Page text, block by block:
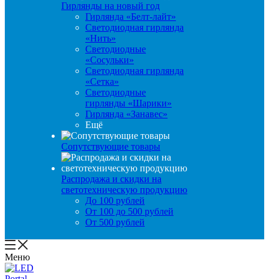
Гирлянды на новый год
Гирлянда «Белт-лайт»
Светодиодная гирлянда
«Нить»
Светодиодные
«Сосульки»
Светодиодная гирлянда
«Сетка»
Светодиодные
гирлянды «Шарики»
Гирлянда «Занавес»
Ещё
Сопутствующие товары
Распродажа и скидки на
светотехническую продукцию
До 100 рублей
От 100 до 500 рублей
От 500 рублей
Меню